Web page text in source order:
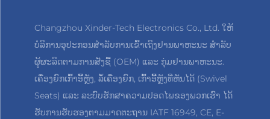
Changzhou Xinder-Tech Electronics Co., Ltd. ໃຫ້
ບໍລິການອຸປະກອນສຳລັບການເຂົ້າເຖິງຢານພາຫະນະ ສຳລັບ
ຜູ້ຜະລິດຕາມການສັ່ງຊື້ (OEM) ແລະ ກຸ່ມຢານພາຫະນະ.
ເຄື່ອງຍົກເກົ້າອີ້ຫຼັງ, ລໍ້ເຄື່ອງຍົກ, ເກົ້າອີ້ຫຼັງທີ່ຫັນໄດ້ (Swivel
Seats) ແລະ ລະບົບຮັກສາຄວາມປອດໄພຂອງພວກເຮົາ ໄດ້
ຮັບການຮັບຮອງຕາມມາດຕະຖານ IATF 16949, CE, E-